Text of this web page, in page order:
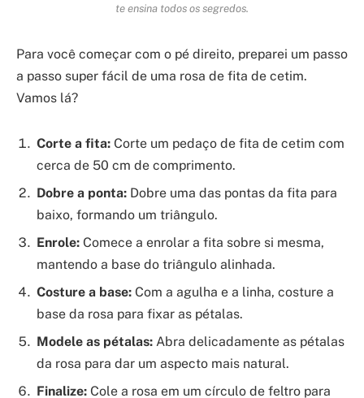
te ensina todos os segredos.
Para você começar com o pé direito, preparei um passo
a passo super fácil de uma rosa de fita de cetim.
Vamos lá?
Corte a fita: Corte um pedaço de fita de cetim com
cerca de 50 cm de comprimento.
Dobre a ponta: Dobre uma das pontas da fita para
baixo, formando um triângulo.
Enrole: Comece a enrolar a fita sobre si mesma,
mantendo a base do triângulo alinhada.
Costure a base: Com a agulha e a linha, costure a
base da rosa para fixar as pétalas.
Modele as pétalas: Abra delicadamente as pétalas
da rosa para dar um aspecto mais natural.
Finalize: Cole a rosa em um círculo de feltro para